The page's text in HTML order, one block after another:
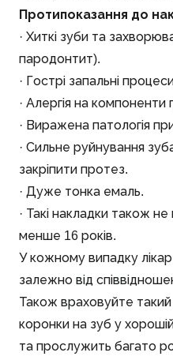
Протипоказання до
· Хиткі зуби та
пародонтит).
· Гострі запальні
· Алергія на компоненти
· Виражена патологія
· Сильне руйнування
закріпити протез.
· Дуже тонка емаль.
· Такі накладки також
менше 16 років.
У кожному випадку
залежно від
Також враховуйте
коронки на зуб у хорошій
та прослужить багато